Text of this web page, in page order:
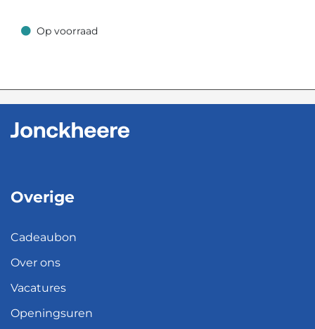
Op voorraad
Op voorraad
Overige
Cadeaubon
Over ons
Vacatures
Openingsuren